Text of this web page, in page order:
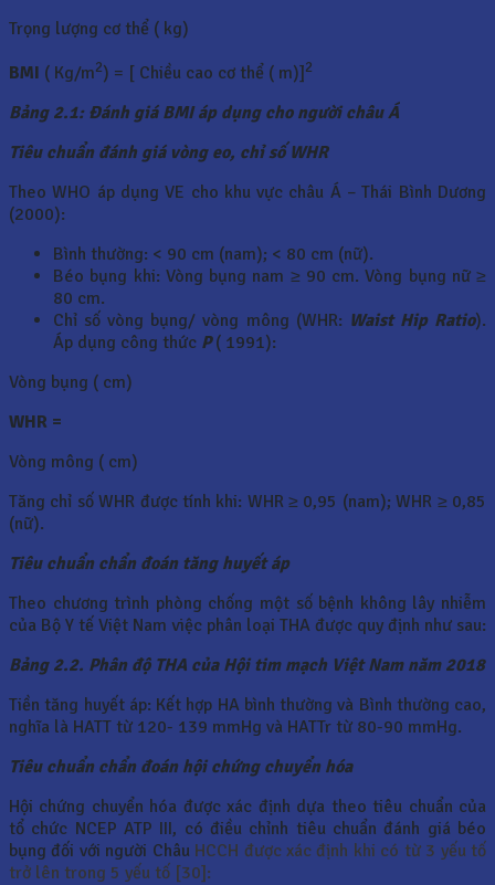
Trọng lượng cơ thể ( kg)
BMI ( Kg/m2) = [ Chiều cao cơ thể ( m)]2
Bảng 2.1: Đánh giá BMI áp dụng cho người châu Á
Tiêu chuẩn đánh giá vòng eo, chỉ số WHR
Theo WHO áp dụng VE cho khu vực châu Á – Thái Bình Dương
(2000):
Bình thường: < 90 cm (nam); < 80 cm (nữ).
Béo bụng khi: Vòng bụng nam ≥ 90 cm. Vòng bụng nữ ≥
80 cm.
Chỉ số vòng bụng/ vòng mông (WHR: Waist Hip Ratio).
Áp dụng công thức P( 1991):
Vòng bụng ( cm)
WHR =
Vòng mông ( cm)
Tăng chỉ số WHR được tính khi: WHR ≥ 0,95 (nam); WHR ≥ 0,85
(nữ).
Tiêu chuẩn chẩn đoán tăng huyết áp
Theo chương trình phòng chống một số bệnh không lây nhiễm
của Bộ Y tế Việt Nam việc phân loại THA được quy định như sau:
Bảng 2.2. Phân độ THA của Hội tim mạch Việt Nam năm 2018
Tiền tăng huyết áp: Kết hợp HA bình thường và Bình thường cao,
nghĩa là HATT từ 120- 139 mmHg và HATTr từ 80-90 mmHg.
Tiêu chuẩn chẩn đoán hội chứng chuyển hóa
Hội chứng chuyển hóa được xác định dựa theo tiêu chuẩn của
tổ chức NCEP ATP III, có điều chỉnh tiêu chuẩn đánh giá béo
bụng đối với người Châu HCCH được xác định khi có từ 3 yếu tố
trở lên trong 5 yếu tố [30]: